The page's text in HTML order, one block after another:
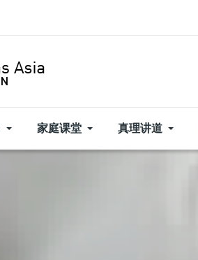
家庭课堂 真理讲道